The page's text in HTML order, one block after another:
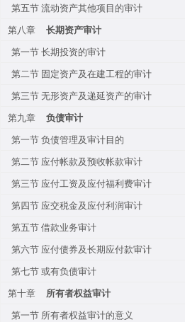
第五节 流动资产其他项目的审计
第八章
长期资产审计
第一节 长期投资的审计
第二节 固定资产及在建工程的审计
第三节 无形资产及递延资产的审计
第九章
负债审计
第一节 负债管理及审计目的
第二节 应付帐款及预收帐款审计
第三节 应付工资及应付福利费审计
第四节 应交税金及应付利润审计
第五节 借款业务审计
第六节 应付债券及长期应付款审计
第七节 或有负债审计
第十章
所有者权益审计
第一节 所有者权益审计的意义